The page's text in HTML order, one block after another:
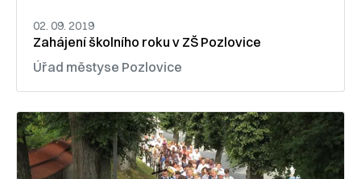
02. 09. 2019
Zahájení školního roku v ZŠ Pozlovice
Úřad městyse Pozlovice